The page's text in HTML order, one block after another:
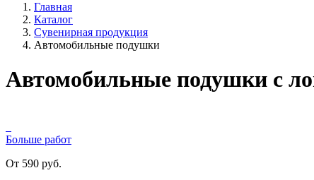
Главная
Каталог
Сувенирная продукция
Автомобильные подушки
Автомобильные подушки с
Больше работ
От 590 руб.